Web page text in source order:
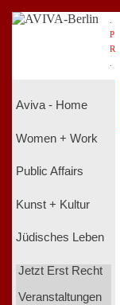
P
R
Aviva - Home
Women + Work
Public Affairs
Kunst + Kultur
Jüdisches Leben
Jetzt Erst Recht
Veranstaltungen